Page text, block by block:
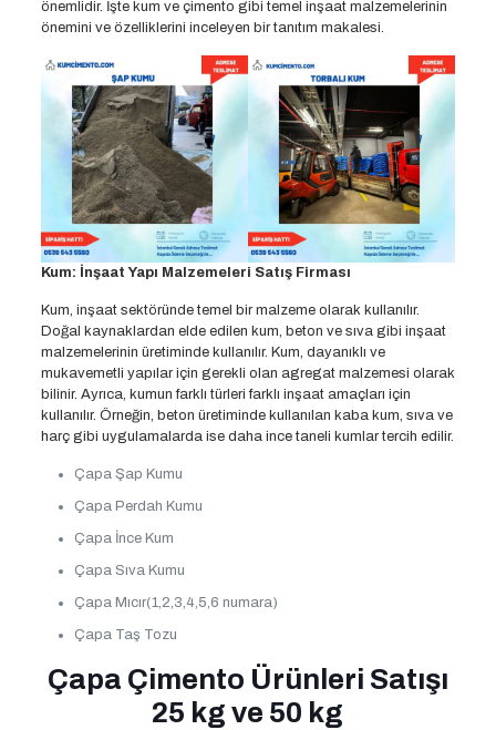
önemlidir. İşte kum ve çimento gibi temel inşaat malzemelerinin
önemini ve özelliklerini inceleyen bir tanıtım makalesi.
Kum: İnşaat Yapı Malzemeleri Satış Firması
Kum, inşaat sektöründe temel bir malzeme olarak kullanılır.
Doğal kaynaklardan elde edilen kum, beton ve sıva gibi inşaat
malzemelerinin üretiminde kullanılır. Kum, dayanıklı ve
mukavemetli yapılar için gerekli olan agregat malzemesi olarak
bilinir. Ayrıca, kumun farklı türleri farklı inşaat amaçları için
kullanılır. Örneğin, beton üretiminde kullanılan kaba kum, sıva ve
harç gibi uygulamalarda ise daha ince taneli kumlar tercih edilir.
Çapa Şap Kumu
Çapa Perdah Kumu
Çapa İnce Kum
Çapa Sıva Kumu
Çapa Mıcır(1,2,3,4,5,6 numara)
Çapa Taş Tozu
Çapa Çimento Ürünleri Satışı
25 kg ve 50 kg